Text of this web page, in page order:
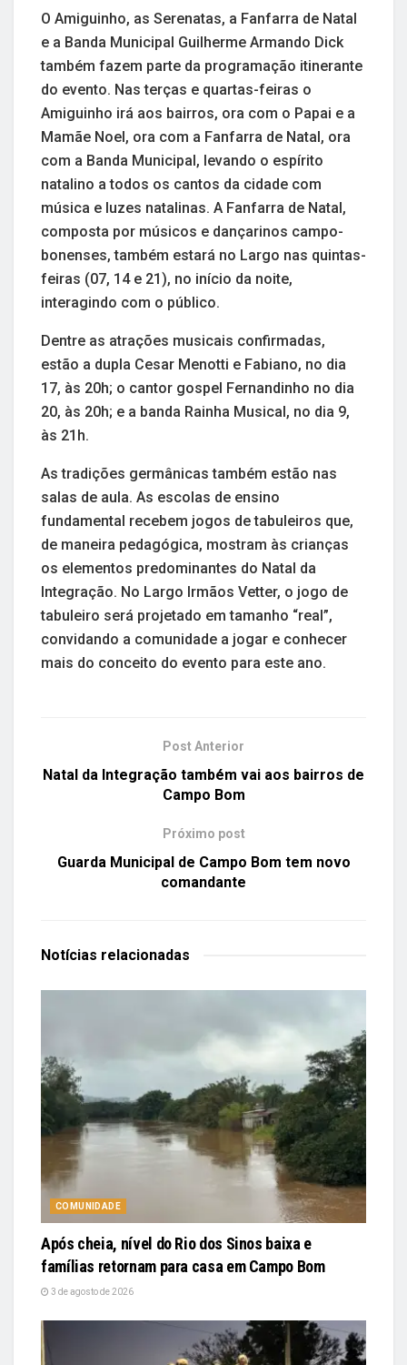
O Amiguinho, as Serenatas, a Fanfarra de Natal
e a Banda Municipal Guilherme Armando Dick
também fazem parte da programação itinerante
do evento. Nas terças e quartas-feiras o
Amiguinho irá aos bairros, ora com o Papai e a
Mamãe Noel, ora com a Fanfarra de Natal, ora
com a Banda Municipal, levando o espírito
natalino a todos os cantos da cidade com
música e luzes natalinas. A Fanfarra de Natal,
composta por músicos e dançarinos campo-
bonenses, também estará no Largo nas quintas-
feiras (07, 14 e 21), no início da noite,
interagindo com o público.
Dentre as atrações musicais confirmadas,
estão a dupla Cesar Menotti e Fabiano, no dia
17, às 20h; o cantor gospel Fernandinho no dia
20, às 20h; e a banda Rainha Musical, no dia 9,
às 21h.
As tradições germânicas também estão nas
salas de aula. As escolas de ensino
fundamental recebem jogos de tabuleiros que,
de maneira pedagógica, mostram às crianças
os elementos predominantes do Natal da
Integração. No Largo Irmãos Vetter, o jogo de
tabuleiro será projetado em tamanho “real”,
convidando a comunidade a jogar e conhecer
mais do conceito do evento para este ano.
Post Anterior
Natal da Integração também vai aos bairros de
Campo Bom
Próximo post
Guarda Municipal de Campo Bom tem novo
comandante
Notícias relacionadas
COMUNIDADE
Após cheia, nível do Rio dos Sinos baixa e
famílias retornam para casa em Campo Bom
3 de agosto de 2026